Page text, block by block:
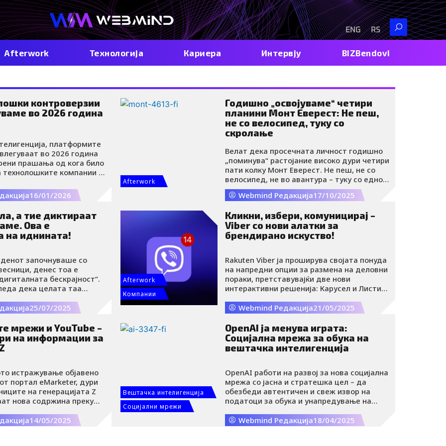
RS
ENG
Search
Afterwork Технологија Кариера Интервју BIZBendovi
контроверзии
во 2026 година
платформите
во 2026 година
прашања од кога било
компании го
тела и
се прашуваат
на одговорноста, кој го
простор и каква
за брзината на
16/01/2026
Afterwork
Годишно „освојуваме“ четири
планини Монт Еверест: Не пеш,
не со велосипед, туку со
скролање
Велат дека просечната личност годишно
„поминува“ растојание високо дури четири
пати колку Монт Еверест. Не пеш, не со
велосипед, не во авантура – туку со едно
едноставно, често несвесно движење на
палецот.
Webmind Редакција17/10/2025
а тие диктираат
Ова е
на иднината!
започнуваше со
денес тоа е
бескрајност“.
дека целата таа
човек што внимателно
25/07/2025
Afterwork
Компании
Кликни, избери, комуницирај –
Viber со нови алатки за
брендирано искуство!
Rakuten Viber ја проширува својата понуда
на напредни опции за размена на деловни
пораки, претставувајќи две нови
интерактивни решенија: Карусел и Листи
компаниите да ја направат
комуникацијата побрза, поефикасна и
уште повеќе автоматизирана,
овозможувајќи единствено корисничко
искуство во рамките на апликацијата Viber.
Webmind Редакција21/05/2025
мрежи и YouTube –
на информации за
истражување објавено
портал eMarketer, дури
на генерацијата Z
нова содржина преку
како еден од
за информирање.
14/05/2025
Вештачка интелигенција
Социјални мрежи
OpenAI ја менува играта:
Социјална мрежа за обука на
вештачка интелигенција
OpenAI работи на развој за нова социјална
мрежа со јасна и стратешка цел – да
обезбеди автентичен и свеж извор на
податоци за обука и унапредување на
интелигенција. Во време кога битката за
податоци станува сè поинтензивна,
Webmind Редакција18/04/2025